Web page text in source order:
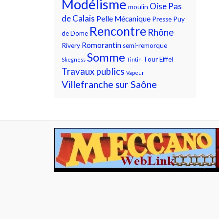
Modélisme moulin Oise Pas
de Calais Pelle Mécanique Presse Puy
de Dome Rencontre Rhône
Rivery Romorantin semi-remorque
Skegness Somme Tintin Tour Eiffel
Travaux publics Vapeur
Villefranche sur Saône